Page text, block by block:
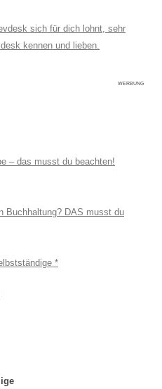
sich für dich lohnt, sehr
kennen und lieben.
WERBUNG
– das musst du beachten!
Buchhaltung? DAS musst du